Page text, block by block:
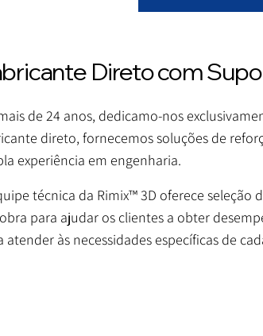
Direto com
de 24 anos, dedicamo-nos
direto, fornecemos soluções de
experiência em engenharia.
técnica da Rimix™ 3D oferece
para ajudar os clientes a obter
atender às necessidades específicas de